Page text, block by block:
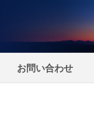
お問い合わせ